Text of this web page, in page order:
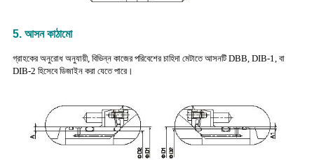
5. আসন কাঠামো
গ্রাহকের অনুরোধ অনুযায়ী, বিভিন্ন কাজের পরিবেশের চাহিদা মেটাতে আসনটি DBB, DIB-1, বা
DIB-2 হিসেবে ডিজাইন করা যেতে পারে।